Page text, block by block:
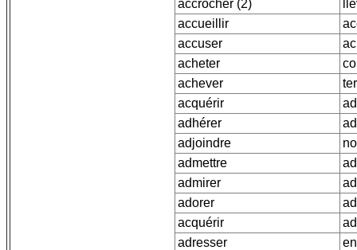
accrocher (2)
accueillir
accuser
acheter
achever
acquérir
adhérer
adjoindre
admettre
admirer
adorer
acquérir
adresser